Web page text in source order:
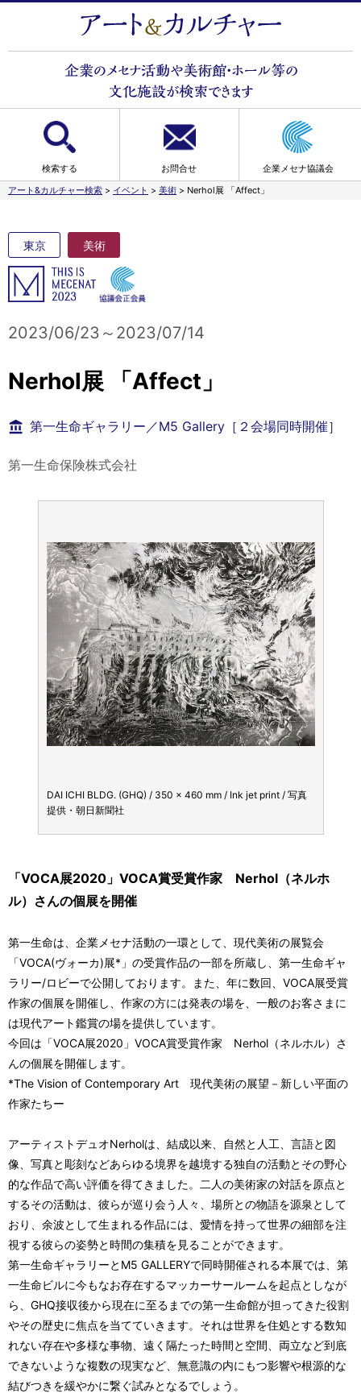
検索する お問合せ
企業メセナ協議会
アート&カルチャー検索 > イベント > 美術 > Nerhol展 「Affect」
DAI ICHI BLDG. (GHQ) / 350 x 460 mm / Ink jet print / 写真
提供・朝日新聞社
東京 美術
2023/06/23～2023/07/14
Nerhol展 「Affect」
第一生命ギャラリー／M5 Gallery［２会場同時開催］
第一生命保険株式会社
「VOCA展2020」VOCA賞受賞作家 Nerhol（ネルホ
ル）さんの個展を開催
第一生命は、企業メセナ活動の一環として、現代美術の展覧会
「VOCA(ヴォーカ)展*」の受賞作品の一部を所蔵し、第一生命ギャ
ラリー/ロビーで公開しております。また、年に数回、VOCA展受賞
作家の個展を開催し、作家の方には発表の場を、一般のお客さまに
は現代アート鑑賞の場を提供しています。
今回は「VOCA展2020」VOCA賞受賞作家 Nerhol（ネルホル）さ
んの個展を開催します。
*The Vision of Contemporary Art 現代美術の展望－新しい平面の
作家たちー
アーティストデュオNerholは、結成以来、自然と人工、言語と図
像、写真と彫刻などあらゆる境界を越境する独自の活動とその野心
的な作品で高い評価を得てきました。二人の美術家の対話を原点と
するその活動は、彼らが巡り会う人々、場所との物語を源泉として
おり、余波として生まれる作品には、愛情を持って世界の細部を注
視する彼らの姿勢と時間の集積を見ることができます。
第一生命ギャラリーとM5 GALLERYで同時開催される本展では、第
一生命ビルに今もなお存在するマッカーサールームを起点としなが
ら、GHQ接収後から現在に至るまでの第一生命館が担ってきた役割
やその歴史に焦点を当てていきます。それは世界を住処とする数知
れない存在や多様な事物、遠く隔たった時間と空間、両立など到底
できないような複数の現実など、無意識の内にもつ影響や根源的な
結びつきを緩やかに繋ぐ試みとなるでしょう。